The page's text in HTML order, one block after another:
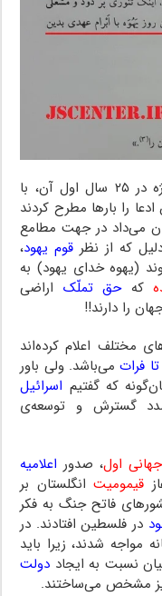
در قرن بیستم به‌ویژه در ۲۵ سال اول آن، با
را بارها مطرح کردند
می‌داد در جهت مطامع
که از نظر قوم یهود،
(یهوه خدای یهود) به
کهحق تملّک اراضی
را دارند!!
مختلف اعلام کرده‌اند
فراتمی‌باشد. ولی باور
که گفتیم اسرائیل
گسترش و توسعه‌ی
اول، صدور اعلامیه
قیمومیتانگلستان بر
فاتح جنگ به فکر
در فلسطین افتادند. در
مواجه شدند، زیرا باید
نسبت به ایجاد دولت
مشخص می‌ساختند.